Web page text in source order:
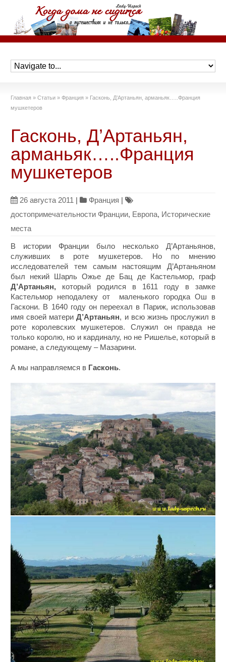
Главная » Статьи » Франция » Гасконь, Д’Артаньян, арманьяк…..Франция
мушкетеров
Гасконь, Д’Артаньян,
арманьяк…..Франция
мушкетеров
26 августа 2011 | Франция |
достопримечательности Франции, Европа, Исторические
места
В истории Франции было несколько Д’Артаньянов,
служивших в роте мушкетеров. Но по мнению
исследователей тем самым настоящим Д’Артаньяном
был некий Шарль Ожье де Бац де Кастельмор, граф
Д’Артаньян, который родился в 1611 году в замке
Кастельмор неподалеку от маленького городка Ош в
Гаскони. В 1640 году он переехал в Париж, использовав
имя своей материД’Артаньян, и всю жизнь прослужил в
роте королевских мушкетеров. Служил он правда не
только королю, но и кардиналу, но не Ришелье, который в
романе, а следующему – Мазарини.
А мы направляемся в Гасконь.